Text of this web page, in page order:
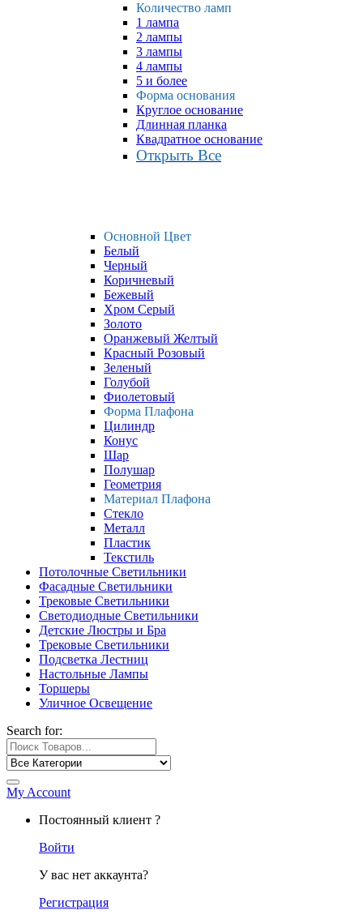
Количество ламп
1 лампа
2 лампы
3 лампы
4 лампы
5 и более
Форма основания
Круглое основание
Длинная планка
Квадратное основание
Открыть Все
Основной Цвет
Белый
Черный
Коричневый
Бежевый
Хром Серый
Золото
Оранжевый Желтый
Красный Розовый
Зеленый
Голубой
Фиолетовый
Форма Плафона
Цилиндр
Конус
Шар
Полушар
Геометрия
Материал Плафона
Стекло
Металл
Пластик
Текстиль
Потолочные Светильники
Фасадные Светильники
Трековые Светильники
Светодиодные Светильники
Детские Люстры и Бра
Трековые Светильники
Подсветка Лестниц
Настольные Лампы
Торшеры
Уличное Освещение
Search for:
My Account
Постоянный клиент ?
Войти
У вас нет аккаунта?
Регистрация